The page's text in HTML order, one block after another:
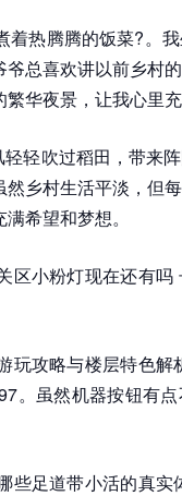
热腾腾的饭菜?。
总喜欢讲以前乡村
华夜景，让我心里
轻吹过稻田，带来
乡村生活平淡，但
希望和梦想。
区小粉灯现在还有
玩攻略与楼层特色
。虽然机器按钮有
些足道带小活的真